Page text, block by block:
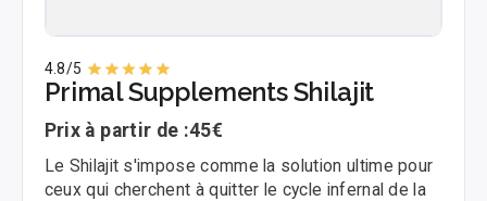
4.8/5
Primal Supplements Shilajit
Prix à partir de :45€
Le Shilajit s'impose comme la solution ultime pour
ceux qui cherchent à quitter le cycle infernal de la